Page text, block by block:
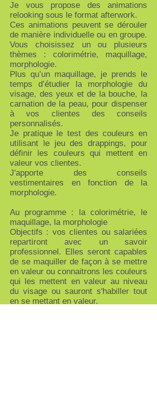
Je vous propose des animations
relooking sous le format afterwork.
Ces animations peuvent se dérouler
de manière individuelle ou en groupe.
Vous choisissez un ou plusieurs
thèmes : colorimétrie, maquillage,
morphologie.
Plus qu’un maquillage, je prends le
temps d’étudier la morphologie du
visage, des yeux et de la bouche, la
carnation de la peau, pour dispenser
à vos clientes des conseils
personnalisés.
Je pratique le test des couleurs en
utilisant le jeu des drappings, pour
définir les couleurs qui mettent en
valeur vos clientes.
J'apporte des conseils
vestimentaires en fonction de la
morphologie.
Au programme : la colorimétrie, le
maquillage, la morphologie
Objectifs : vos clientes ou salariées
repartiront avec un savoir
professionnel. Elles seront capables
de se maquiller de façon à se mettre
en valeur ou connaitrons les couleurs
qui les mettent en valeur au niveau
du visage ou sauront s'habiller tout
en se mettant en valeur.